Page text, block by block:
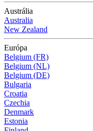
Austrália
Australia
New Zealand
Európa
Belgium (FR)
Belgium (NL)
Belgium (DE)
Bulgaria
Croatia
Czechia
Denmark
Estonia